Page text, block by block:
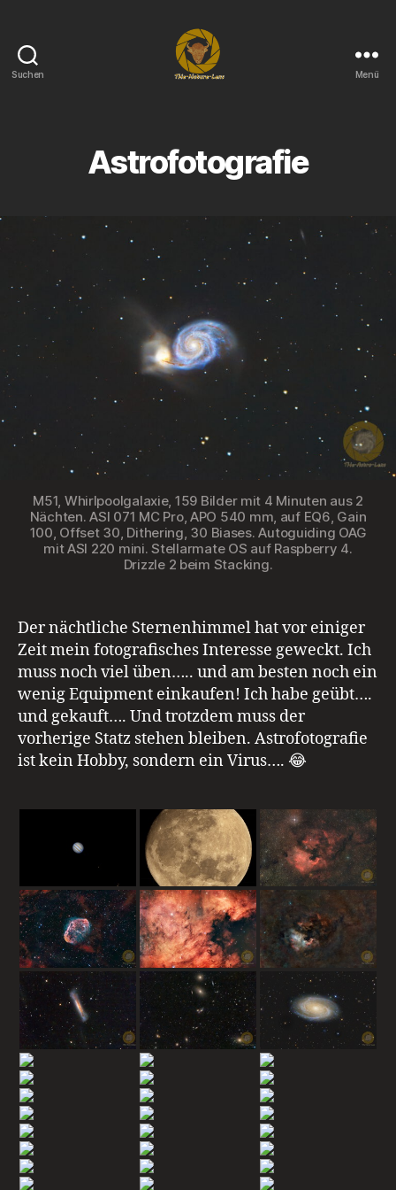
Suchen Menü
Astrofotografie
M51, Whirlpoolgalaxie, 159 Bilder mit 4 Minuten aus 2
Nächten. ASI 071 MC Pro, APO 540 mm, auf EQ6, Gain
100, Offset 30, Dithering, 30 Biases. Autoguiding OAG
mit ASI 220 mini. Stellarmate OS auf Raspberry 4.
Drizzle 2 beim Stacking.
Der nächtliche Sternenhimmel hat vor einiger
Zeit mein fotografisches Interesse geweckt. Ich
muss noch viel üben….. und am besten noch ein
wenig Equipment einkaufen! Ich habe geübt….
und gekauft…. Und trotzdem muss der
vorherige Statz stehen bleiben. Astrofotografie
ist kein Hobby, sondern ein Virus…. 😂